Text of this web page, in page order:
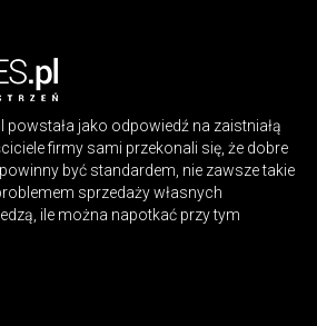
powstała jako odpowiedź na zaistniałą
firmy sami przekonali się, że dobre
być standardem, nie zawsze takie
sprzedaży własnych
ile można napotkać przy tym